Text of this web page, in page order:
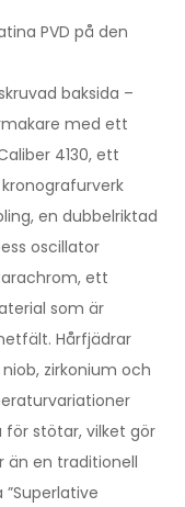
PVD på den
baksida –
med ett
4130, ett
en dubbelriktad
oscillator
ett
som är
Hårfjädrar
zirkonium och
stötar, vilket gör
än en traditionell